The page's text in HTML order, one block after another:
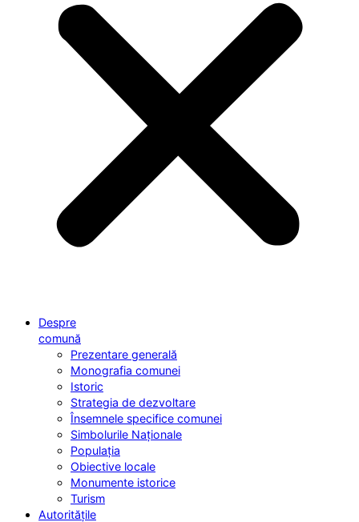
Despre
comună
Prezentare generală
Monografia comunei
Istoric
Strategia de dezvoltare
Însemnele specifice comunei
Simbolurile Naționale
Populația
Obiective locale
Monumente istorice
Turism
Autoritățile